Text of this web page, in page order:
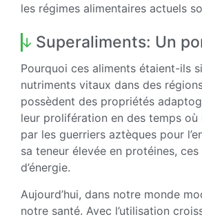
les régimes alimentaires actuels
Superaliments: Un
Pourquoi ces aliments étaient-ils
nutriments vitaux dans des
possèdent des propriétés
leur prolifération en des temps
par les guerriers aztèques pour
sa teneur élevée en protéines,
d’énergie.
Aujourd’hui, dans notre monde
notre santé. Avec l’utilisation